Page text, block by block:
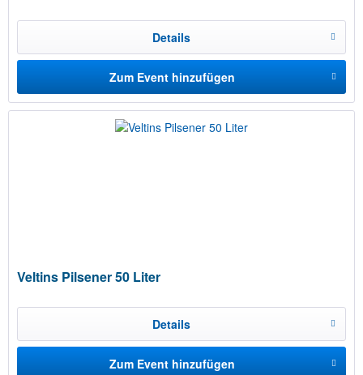
Details
Zum Event hinzufügen
Veltins Pilsener 50 Liter
Details
Zum Event hinzufügen